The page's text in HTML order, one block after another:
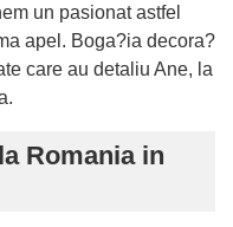
un pasionat astfel
apel. Boga?ia decora?
care au detaliu Ane, la
Romania in